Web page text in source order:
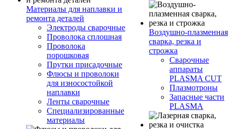
Материалы для наплавки и
ремонта деталей
Электроды сварочные
Проволока сплошная
Проволока
порошковая
Прутки присадочные
Флюсы и проволоки
для износостойкой
наплавки
Ленты сварочные
Специализированные
материалы
Воздушно-плазменная
сварка, резка и
строжка
Сварочные
аппараты
PLASMA CUT
Плазмотроны
Запасные части
PLASMA